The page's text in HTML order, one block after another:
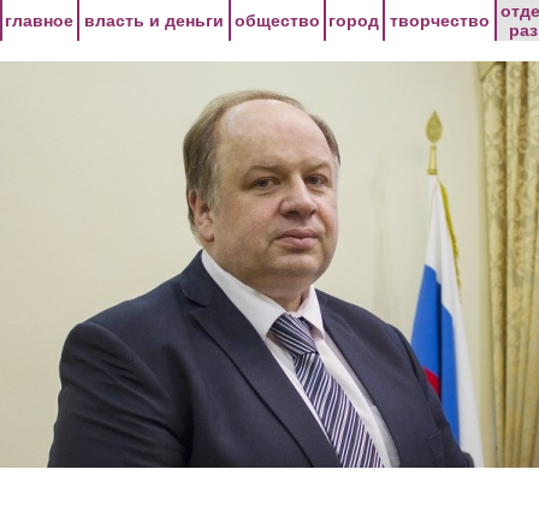
главное власть и деньги общество город творчество